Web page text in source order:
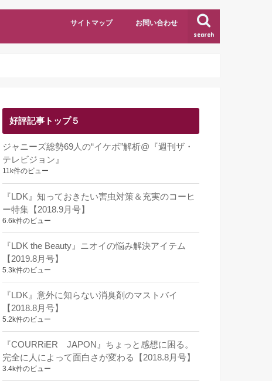
search
サイトマップ お問い合わせ
好評記事トップ５
ジャニーズ総勢69人の“イケボ”解析@『週刊ザ・
テレビジョン』
11k件のビュー
『LDK』知っておきたい害虫対策＆充実のコーヒ
ー特集【2018.9月号】
6.6k件のビュー
『LDK the Beauty』ニオイの悩み解決アイテム
【2019.8月号】
5.3k件のビュー
『LDK』意外に知らない消臭剤のマストバイ
【2018.8月号】
5.2k件のビュー
『COURRiER JAPON』ちょっと感想に困る。
完全に人によって面白さが変わる【2018.8月号】
3.4k件のビュー